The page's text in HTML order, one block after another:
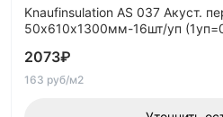
Knaufinsulation АS 037 Aкуст.
50х610х1300мм-16шт/уп
2073₽
163 руб/м2